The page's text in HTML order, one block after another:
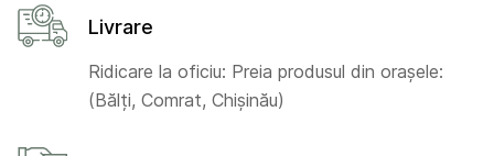
Livrare
Ridicare la oficiu: Preia produsul din orașele:
(Bălți, Comrat, Chișinău)